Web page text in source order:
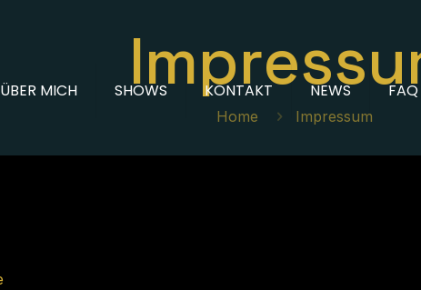
ÜBER MICH SHOWS KONTAKT NEWS FAQ
Home Impressum